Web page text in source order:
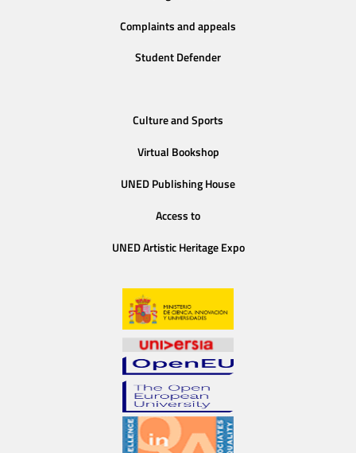
Complaints and appeals
Student Defender
Culture and Sports
Virtual Bookshop
UNED Publishing House
Access to
UNED Artistic Heritage Expo